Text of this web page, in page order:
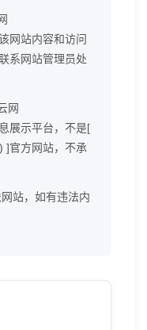
网站内容和访问
系网站管理员处
网
展示平台，不是[
]官方网站，不承
站，如有违法内